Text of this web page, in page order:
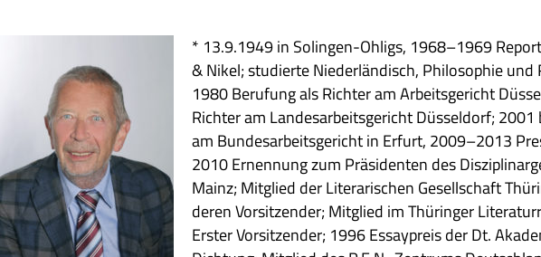
* 13.9.1949 in Solin­gen-Ohligs, 1968–1969
& Nikel; stu­dierte Nie­der­län­disch, Phi­lo­so­phie und
1980 Beru­fung als Rich­ter am Arbeits­ge­richt
Rich­ter am Lan­des­ar­beits­ge­richt Düs­sel­dorf;
am Bun­des­ar­beits­ge­richt in Erfurt, 2009–2013
2010 Ernen­nung zum Prä­si­den­ten des
Mainz; Mit­glied der Lite­ra­ri­schen Gesell­schaft
deren Vor­sit­zen­der; Mit­glied im Thü­rin­ger
Erster Vor­sit­zen­der; 1996 Essay­preis der Dt.